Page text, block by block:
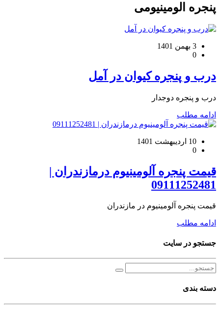
پنجره الومینیومی
3 بهمن 1401
0
درب و پنجره کیوان در آمل
درب و پنجره دوجدار
ادامه مطلب
10 اردیبهشت 1401
0
قیمت پنجره آلومینیوم درمازندران |
09111252481
قیمت پنجره آلومینیوم در مازندران
ادامه مطلب
جستجو در سایت
دسته بندی